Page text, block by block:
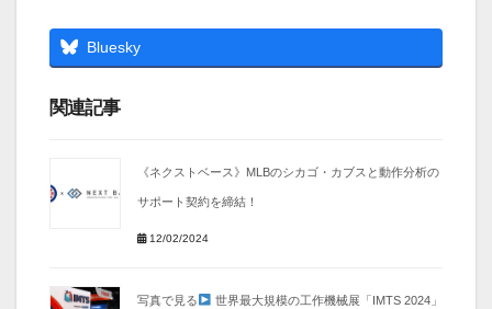
Bluesky
関連記事
《ネクストベース》MLBのシカゴ・カブスと動作分析の
サポート契約を締結！
12/02/2024
写真で見る 世界最大規模の工作機械展「IMTS 2024」